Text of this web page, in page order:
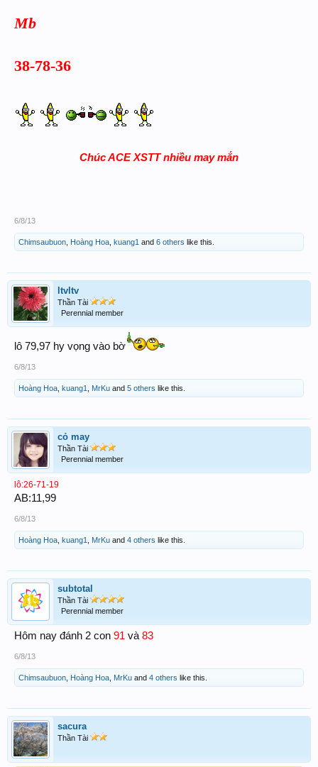
Mb
38-78-36
Chúc ACE XSTT nhiều may mắn
6/8/13
Chimsaubuon Hoàng Hoa kuang1 and 6 others like this.
ltvltv
Thần Tài
Perennial member
lô 79,97 hy vọng vào bờ
6/8/13
Hoàng Hoa kuang1 MrKu and 5 others like this.
cỏ may
Thần Tài
Perennial member
lô:26-71-19
AB:11,99
6/8/13
Hoàng Hoa kuang1 MrKu and 4 others like this.
subtotal
Thần Tài
Perennial member
Hôm nay đánh 2 con 91 và 83
6/8/13
Chimsaubuon Hoàng Hoa MrKu and 4 others like this.
sacura
Thần Tài